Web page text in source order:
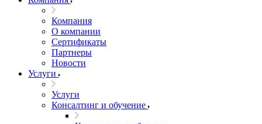
Компания
О компании
Сертификаты
Партнеры
Новости
Услуги
Услуги
Консалтинг и обучение